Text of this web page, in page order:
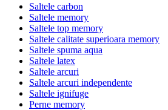
Saltele carbon
Saltele memory
Saltele top memory
Saltele calitate superioara memory
Saltele spuma aqua
Saltele latex
Saltele arcuri
Saltele arcuri independente
Saltele ignifuge
Perne memory